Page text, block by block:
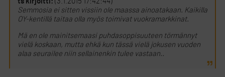
Semmosia ei sitten vissiin ole maassa ainoatakaan. Kaikilla
OY-kentillä taitaa olla myös toimivat vuokramarkkinat.
Mä en ole mainitsemaasi puhdasoppisuuteen törmännyt
vielä koskaan, mutta ehkä kun tässä vielä jokusen vuoden
alaa seurailee niin sellainenkin tulee vastaan..